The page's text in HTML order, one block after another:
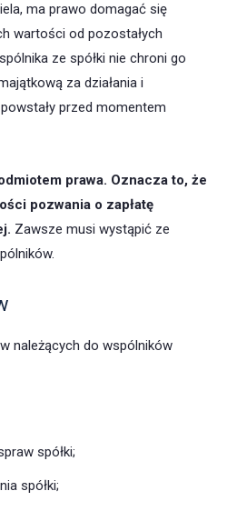
ma prawo domagać się
wartości od pozostałych
ze spółki nie chroni go
za działania i
przed momentem
prawa. Oznacza to, że
pozwania o zapłatę
Zawsze musi wystąpić ze
należących do wspólników
spółki;
spółki;